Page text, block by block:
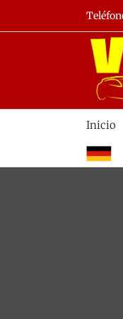
al
Inicio